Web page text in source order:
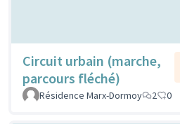
Circuit urbain (marche,
parcours fléché)
Résidence Marx-Dormoy
2 0